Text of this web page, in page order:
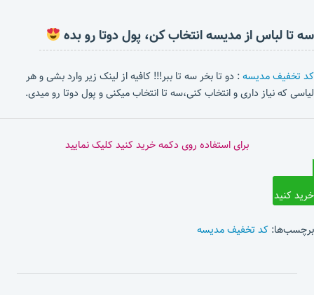
سه تا لباس از مدیسه انتخاب کن، پول دوتا رو بده
کد تخفیف مدیسه: دو تا بخر سه تا ببر!!! کافیه از لینک زیر وارد بشی و هر
لیاسی که نیاز داری و انتخاب کنی،سه تا انتخاب میکنی و پول دوتا رو میدی.
برای استفاده روی دکمه خرید کنید کلیک نمایید
خرید کنید
برچسب‌ها: کد تخفیف مدیسه